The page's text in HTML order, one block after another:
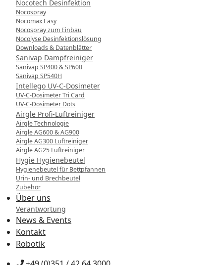
Nocotech Desinfektion
Nocospray
Nocomax Easy
Nocospray zum Einbau
Nocolyse Desinfektionslösung
Downloads & Datenblätter
Sanivap Dampfreiniger
Sanivap SP400 & SP600
Sanivap SP540H
Intellego UV-C-Dosimeter
UV-C-Dosimeter Tri Card
UV-C-Dosimeter Dots
Airgle Profi-Luftreiniger
Airgle Technologie
Airgle AG600 & AG900
Airgle AG300 Luftreiniger
Airgle AG25 Luftreiniger
Hygie Hygienebeutel
Hygienebeutel für Bettpfannen
Urin- und Brechbeutel
Zubehör
Über uns
Verantwortung
News & Events
Kontakt
Robotik